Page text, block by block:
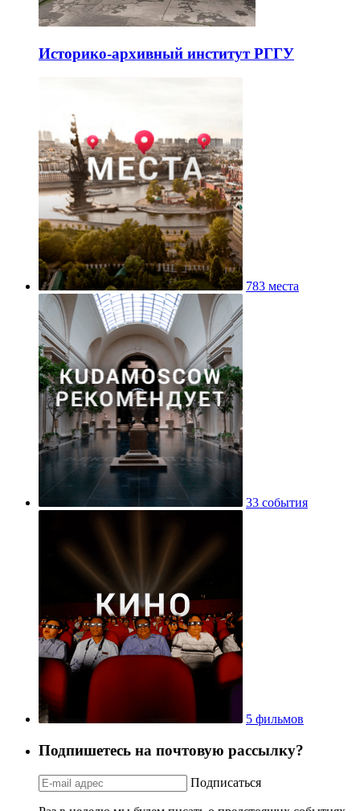
Историко-архивный институт РГГУ
783 места
33 события
5 фильмов
Подпишетесь на почтовую рассылку?
Подписаться